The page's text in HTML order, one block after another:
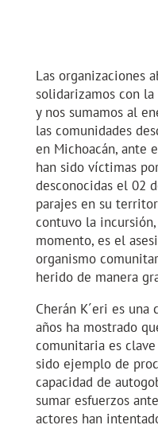
Las organizaciones
solidarizamos con la
y nos sumamos al
las comunidades
en Michoacán, ante
han sido víctimas
desconocidas el 02
parajes en su
contuvo la
momento, es el
organismo
herido de manera
Cherán K´eri es
años ha mostrado
comunitaria es
sido ejemplo de
capacidad de
sumar esfuerzos
actores han